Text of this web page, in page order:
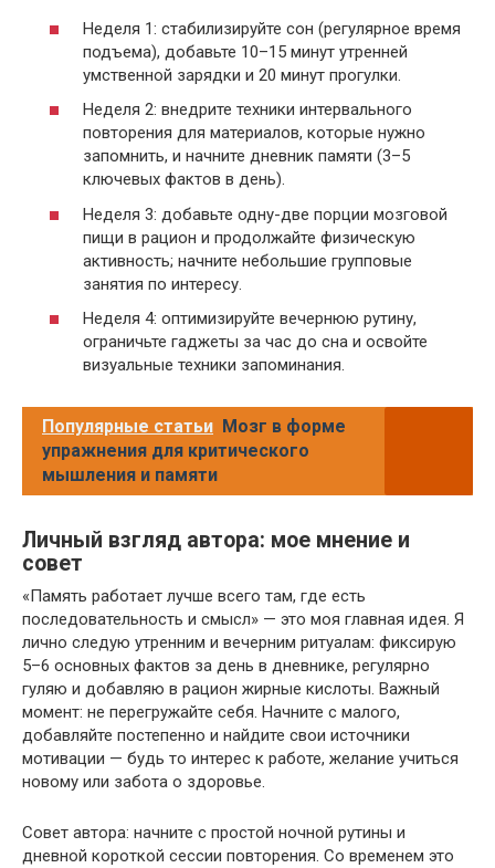
Неделя 1: стабилизируйте сон (регулярное время
подъема), добавьте 10–15 минут утренней
умственной зарядки и 20 минут прогулки.
Неделя 2: внедрите техники интервального
повторения для материалов, которые нужно
запомнить, и начните дневник памяти (3–5
ключевых фактов в день).
Неделя 3: добавьте одну-две порции мозговой
пищи в рацион и продолжайте физическую
активность; начните небольшие групповые
занятия по интересу.
Неделя 4: оптимизируйте вечернюю рутину,
ограничьте гаджеты за час до сна и освойте
визуальные техники запоминания.
Популярные статьи Мозг в форме
упражнения для критического
мышления и памяти
Личный взгляд автора: мое мнение и
совет
«Память работает лучше всего там, где есть
последовательность и смысл» — это моя главная идея. Я
лично следую утренним и вечерним ритуалам: фиксирую
5–6 основных фактов за день в дневнике, регулярно
гуляю и добавляю в рацион жирные кислоты. Важный
момент: не перегружайте себя. Начните с малого,
добавляйте постепенно и найдите свои источники
мотивации — будь то интерес к работе, желание учиться
новому или забота о здоровье.
Совет автора: начните с простой ночной рутины и
дневной короткой сессии повторения. Со временем это